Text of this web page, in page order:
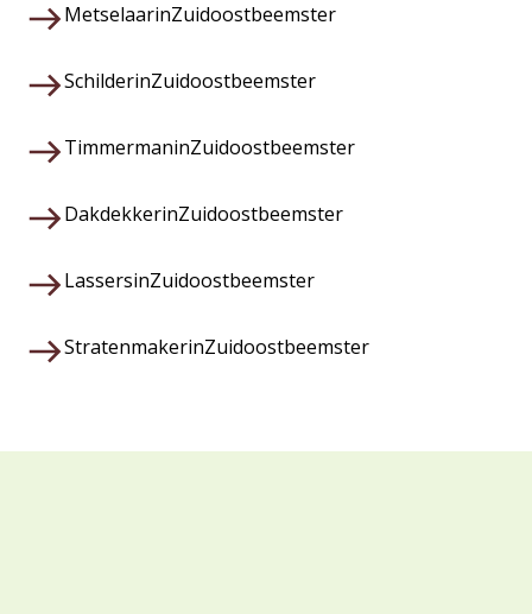
MetselaarinZuidoostbeemster
SchilderinZuidoostbeemster
TimmermaninZuidoostbeemster
DakdekkerinZuidoostbeemster
LassersinZuidoostbeemster
StratenmakerinZuidoostbeemster